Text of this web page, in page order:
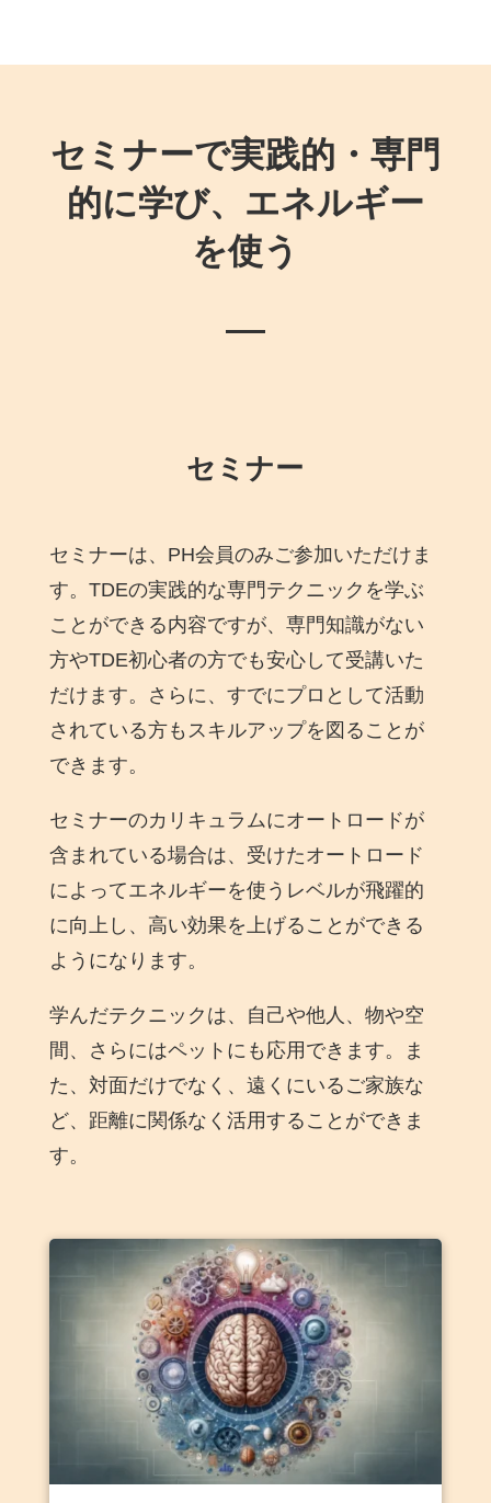
セミナーで実践的・専門
的に学び、エネルギー
を使う
セミナー
セミナーは、PH会員のみご参加いただけま
す。TDEの実践的な専門テクニックを学ぶ
ことができる内容ですが、専門知識がない
方やTDE初心者の方でも安心して受講いた
だけます。さらに、すでにプロとして活動
されている方もスキルアップを図ることが
できます。
セミナーのカリキュラムにオートロードが
含まれている場合は、受けたオートロード
によってエネルギーを使うレベルが飛躍的
に向上し、高い効果を上げることができる
ようになります。
学んだテクニックは、自己や他人、物や空
間、さらにはペットにも応用できます。ま
た、対面だけでなく、遠くにいるご家族な
ど、距離に関係なく活用することができま
す。